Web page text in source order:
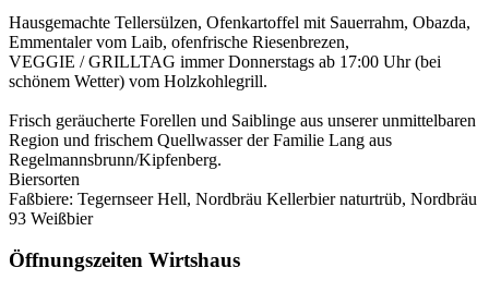
Hausgemachte Tellersülzen, Ofenkartoffel mit Sauerrahm, Obazda,
Emmentaler vom Laib, ofenfrische Riesenbrezen,
VEGGIE / GRILLTAG immer Donnerstags ab 17:00 Uhr (bei
schönem Wetter) vom Holzkohlegrill.
Frisch geräucherte Forellen und Saiblinge aus unserer unmittelbaren
Region und frischem Quellwasser der Familie Lang aus
Regelmannsbrunn/Kipfenberg.
Biersorten
Faßbiere: Tegernseer Hell, Nordbräu Kellerbier naturtrüb, Nordbräu
93 Weißbier
Öffnungszeiten Wirtshaus